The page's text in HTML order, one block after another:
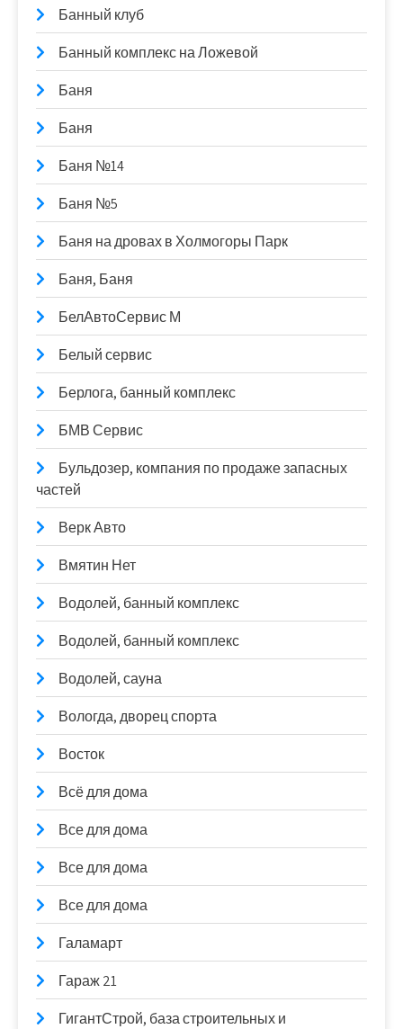
Банный клуб
Банный комплекс на Ложевой
Баня
Баня
Баня №14
Баня №5
Баня на дровах в Холмогоры Парк
Баня, Баня
БелАвтоСервис М
Белый сервис
Берлога, банный комплекс
БМВ Сервис
Бульдозер, компания по продаже запасных
частей
Верк Авто
Вмятин Нет
Водолей, банный комплекс
Водолей, банный комплекс
Водолей, сауна
Вологда, дворец спорта
Восток
Всё для дома
Все для дома
Все для дома
Все для дома
Галамарт
Гараж 21
ГигантСтрой, база строительных и